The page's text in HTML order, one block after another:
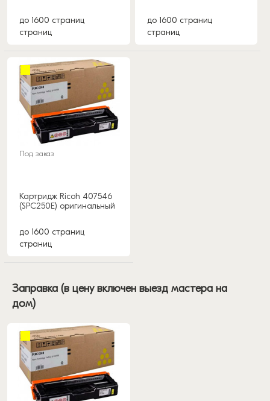
до 1600 страниц
страниц
до 1600 страниц
страниц
Под заказ
Картридж Ricoh 407546
(SPC250E) оригинальный
до 1600 страниц
страниц
Заправка (в цену включен выезд мастера на
дом)